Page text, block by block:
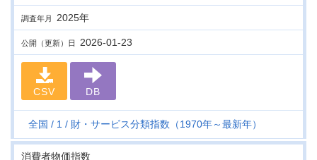
調査年月 2025年
公開（更新）日 2026-01-23
CSV DB
全国 1 財・サービス分類指数（1970年～最新年）
消費者物価指数